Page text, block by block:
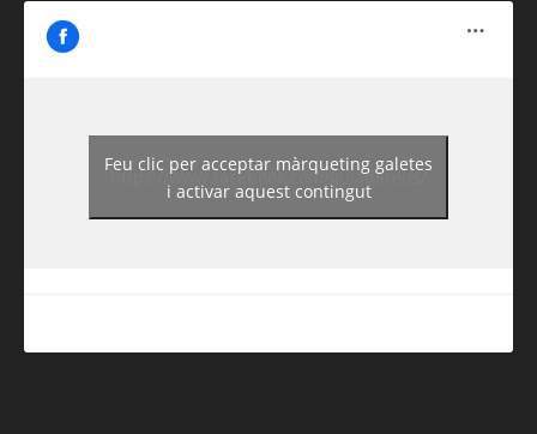
https://www.facebook.com/guiadereus/
Feu clic per acceptar màrqueting galetes
i activar aquest contingut